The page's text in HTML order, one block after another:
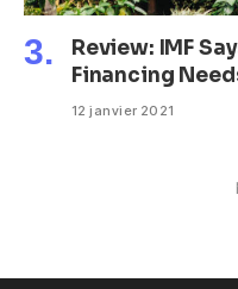
Review: IMF
Financing
12 janvier 2021